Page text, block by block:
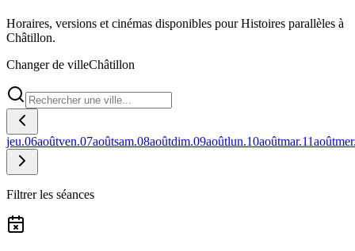
Horaires, versions et cinémas disponibles pour Histoires parallèles à
Châtillon.
Changer de villeChâtillon
jeu.06aoûtven.07aoûtsam.08aoûtdim.09aoûtlun.10aoûtmar.11août
Filtrer les séances